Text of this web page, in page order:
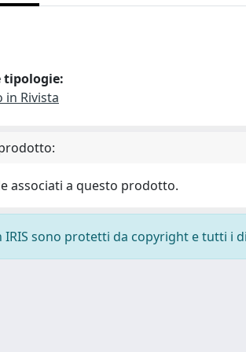
tipologie:
in Rivista
associati a questo prodotto.
IRIS sono protetti da copyright e tutti i